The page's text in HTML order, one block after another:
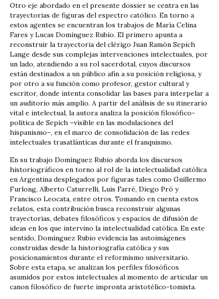
Otro eje abordado en el presente dossier se centra en las
trayectorias de figuras del espectro católico. En torno a
estos agentes se encuentran los trabajos de María Celina
Fares y Lucas Domínguez Rubio. El primero apunta a
reconstruir la trayectoria del clérigo Juan Ramón Sepich
Lange desde sus complejas intervenciones intelectuales, por
un lado, atendiendo a su rol sacerdotal, cuyos discursos
están destinados a un público afín a su posición religiosa, y
por otro a su función como profesor, gestor cultural y
escritor, donde intenta consolidar las bases para interpelar a
un auditorio más amplio. A partir del análisis de su itinerario
vital e intelectual, la autora analiza la posición filosófico-
política de Sepich –visible en las modulaciones del
hispanismo–, en el marco de consolidación de las redes
intelectuales trasatlánticas durante el franquismo.
En su trabajo Domínguez Rubio aborda los discursos
historiográficos en torno al rol de la intelectualidad católica
en Argentina desplegados por figuras tales como Guillermo
Furlong, Alberto Caturrelli, Luis Farré, Diego Pró y
Francisco Leocata, entre otros. Tomando en cuenta estos
relatos, esta contribución busca reconstruir algunas
trayectorias, debates filosóficos y espacios de difusión de
ideas en los que intervino la intelectualidad católica. En este
sentido, Domínguez Rubio evidencia las autoimágenes
construidas desde la historiografía católica y sus
posicionamientos durante el reformismo universitario.
Sobre esta etapa, se analizan los perfiles filosóficos
asumidos por estos intelectuales al momento de articular un
canon filosófico de fuerte impronta aristotélico-tomista.